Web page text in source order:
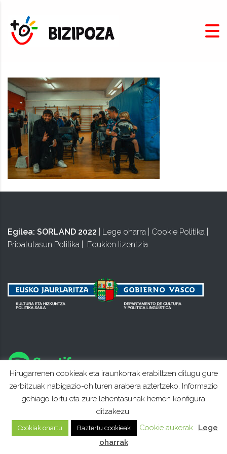
Egilea: SORLAND 2022 Lege oharra Cookie Politika
Pribatutasun Politika
Edukien lizentzia
Hirugarrenen cookieak eta iraunkorrak erabiltzen ditugu gure
zerbitzuak nabigazio-ohituren arabera aztertzeko. Informazio
gehiago lortu eta zure lehentasunak hemen konfigura
ditzakezu.
Cookiak onartu Baztertu cookieak Cookie aukerak
Lege
oharrak